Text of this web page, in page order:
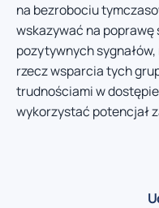
na bezrobociu
wskazywać na
pozytywnych
rzecz wsparcia tych
trudnościami w
wykorzystać potencjał